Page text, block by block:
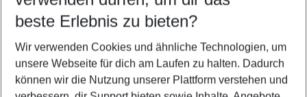
5-8 Nächte
2 Erwachsene Keine Kinder
Mehr Filter anzeigen
beste Erlebnis zu bieten?
Wir verwenden Cookies und ähnliche Technologien, um
unsere Webseite für dich am Laufen zu halten. Dadurch
können wir die Nutzung unserer Plattform verstehen und